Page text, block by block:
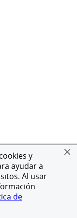
y
ayudar a
Al usar
de